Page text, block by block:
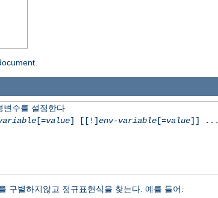
변수를 설정한다
[=value] [[!]env-variable[=value]] ...
구별하지않고 정규표현식을 찾는다. 예를 들어: